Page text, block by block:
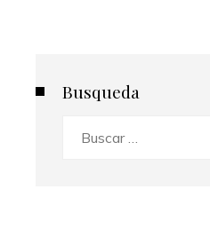
Busqueda